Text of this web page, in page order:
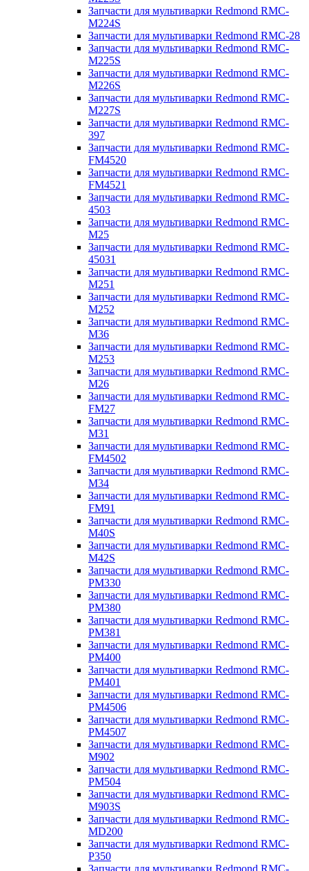
Запчасти для мультиварки Redmond RMC-
M224S
Запчасти для мультиварки Redmond RMC-28
Запчасти для мультиварки Redmond RMC-
M225S
Запчасти для мультиварки Redmond RMC-
M226S
Запчасти для мультиварки Redmond RMC-
M227S
Запчасти для мультиварки Redmond RMC-
397
Запчасти для мультиварки Redmond RMC-
FM4520
Запчасти для мультиварки Redmond RMC-
FM4521
Запчасти для мультиварки Redmond RMC-
4503
Запчасти для мультиварки Redmond RMC-
M25
Запчасти для мультиварки Redmond RMC-
45031
Запчасти для мультиварки Redmond RMC-
M251
Запчасти для мультиварки Redmond RMC-
M252
Запчасти для мультиварки Redmond RMC-
M36
Запчасти для мультиварки Redmond RMC-
M253
Запчасти для мультиварки Redmond RMC-
M26
Запчасти для мультиварки Redmond RMC-
FM27
Запчасти для мультиварки Redmond RMC-
M31
Запчасти для мультиварки Redmond RMC-
FM4502
Запчасти для мультиварки Redmond RMC-
M34
Запчасти для мультиварки Redmond RMC-
FM91
Запчасти для мультиварки Redmond RMC-
M40S
Запчасти для мультиварки Redmond RMC-
M42S
Запчасти для мультиварки Redmond RMC-
PM330
Запчасти для мультиварки Redmond RMC-
PM380
Запчасти для мультиварки Redmond RMC-
PM381
Запчасти для мультиварки Redmond RMC-
PM400
Запчасти для мультиварки Redmond RMC-
PM401
Запчасти для мультиварки Redmond RMC-
PM4506
Запчасти для мультиварки Redmond RMC-
PM4507
Запчасти для мультиварки Redmond RMC-
M902
Запчасти для мультиварки Redmond RMC-
PM504
Запчасти для мультиварки Redmond RMC-
M903S
Запчасти для мультиварки Redmond RMC-
MD200
Запчасти для мультиварки Redmond RMC-
P350
Запчасти для мультиварки Redmond RMC-